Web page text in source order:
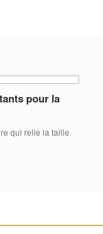
pour la
qui relie la taille